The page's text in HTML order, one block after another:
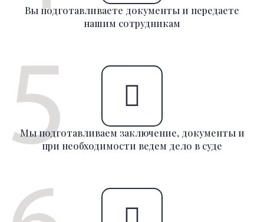
Вы подготавливаете документы и передаете
нашим сотрудникам
Мы подготавливаем заключение, документы и
при необходимости ведем дело в суде